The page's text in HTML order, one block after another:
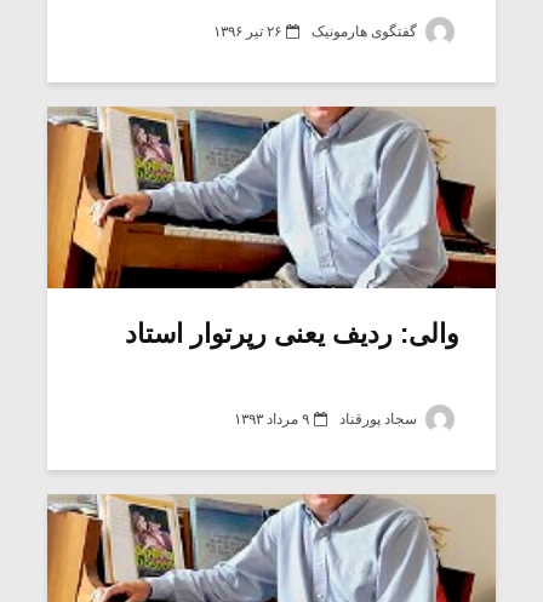
گفتگوی هارمونیک ۲۶ تیر ۱۳۹۶
والی: ردیف یعنی رپرتوار استاد
سجاد پورقناد ۹ مرداد ۱۳۹۳